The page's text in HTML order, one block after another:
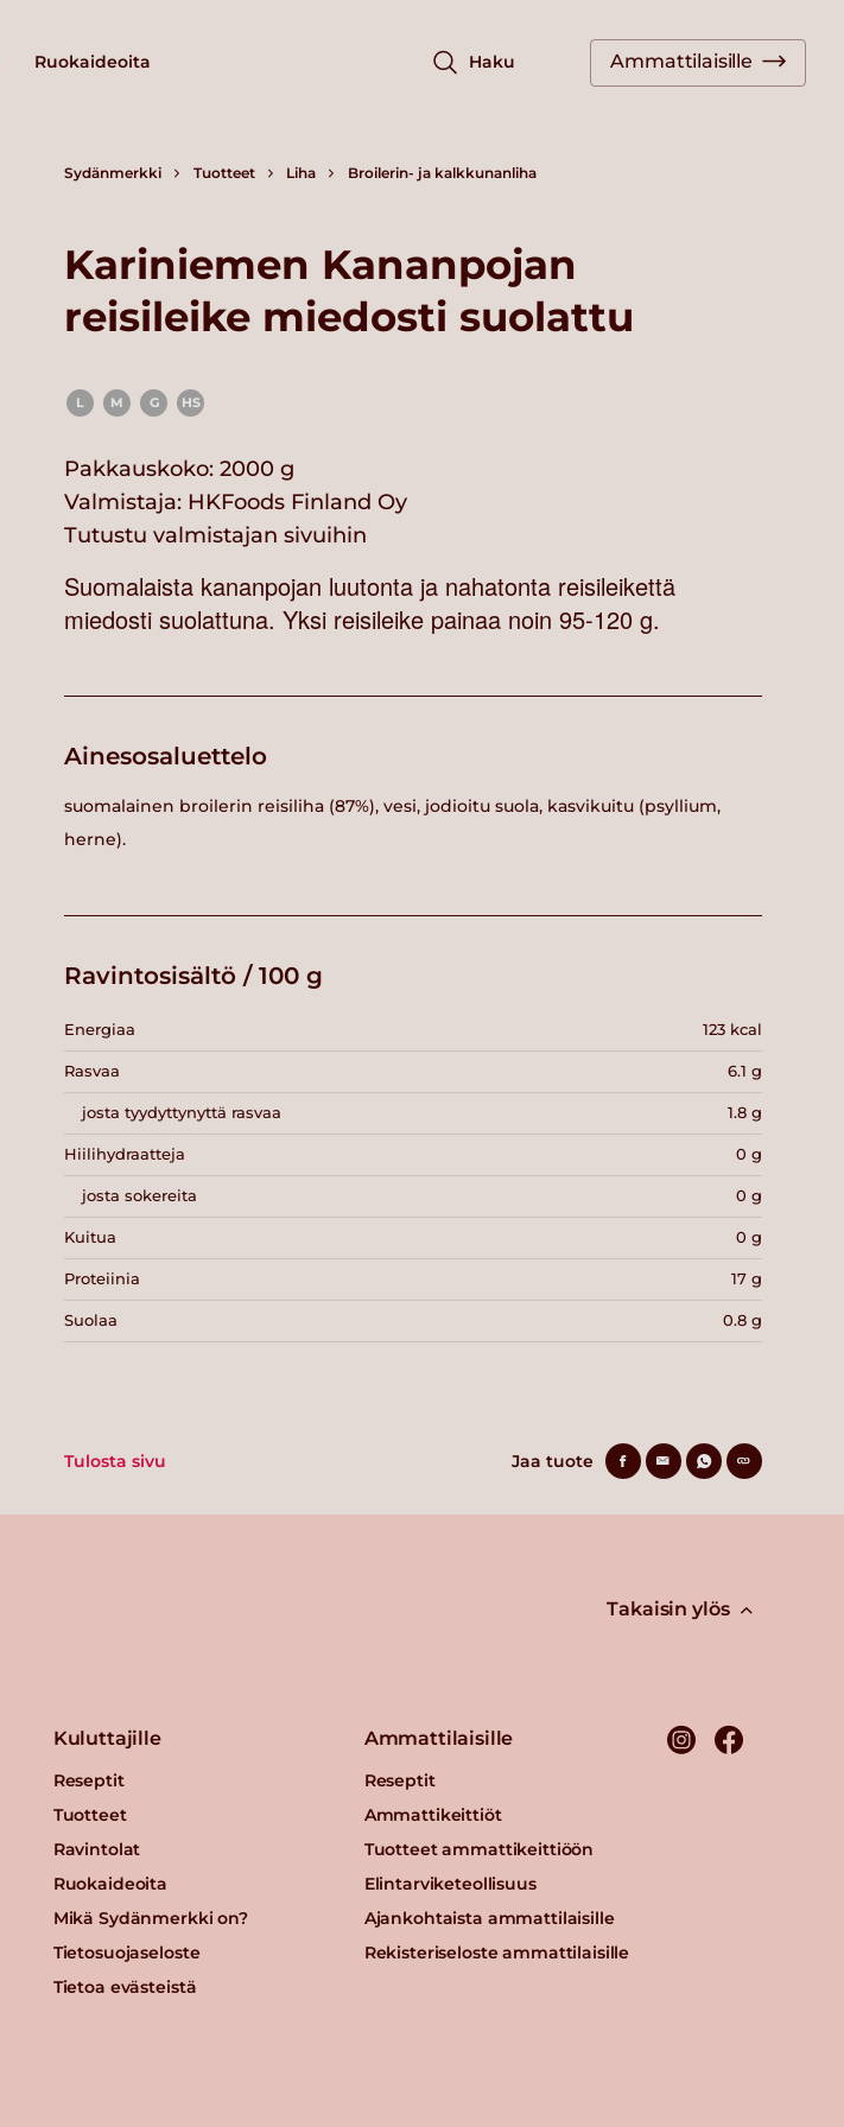
Ruokaideoita Haku Ammattilaisille
Sydänmerkki Tuotteet Liha Broilerin- ja kalkkunanliha
Kariniemen Kananpojan
reisileike miedosti suolattu
L M G HS
Pakkauskoko: 2000 g
Valmistaja: HKFoods Finland Oy
Tutustu valmistajan sivuihin
Suomalaista kananpojan luutonta ja nahatonta reisileikettä
miedosti suolattuna. Yksi reisileike painaa noin 95-120 g.
Ainesosaluettelo
suomalainen broilerin reisiliha (87%), vesi, jodioitu suola, kasvikuitu (psyllium,
herne).
Ravintosisältö / 100 g
Energiaa 123 kcal
Rasvaa 6.1 g
josta tyydyttynyttä rasvaa 1.8 g
Hiilihydraatteja 0 g
josta sokereita 0 g
Kuitua 0 g
Proteiinia 17 g
Suolaa 0.8 g
Tulosta sivu Jaa tuote
Takaisin ylös
Kuluttajille
Reseptit
Tuotteet
Ravintolat
Ruokaideoita
Mikä Sydänmerkki on?
Tietosuojaseloste
Tietoa evästeistä
Ammattilaisille
Reseptit
Ammattikeittiöt
Tuotteet ammattikeittiöön
Elintarviketeollisuus
Ajankohtaista ammattilaisille
Rekisteriseloste ammattilaisille